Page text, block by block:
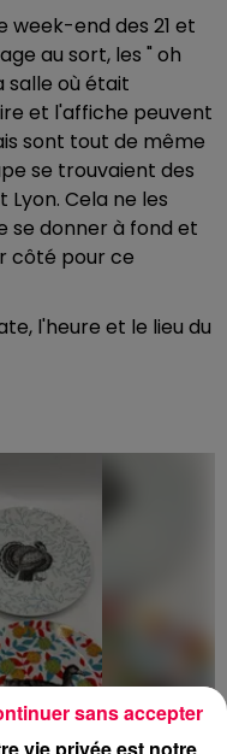
week-end des 21 et
au sort, les " oh
salle où était
et l'affiche peuvent
sont tout de même
se trouvaient des
Lyon. Cela ne les
se donner à fond et
côté pour ce
l'heure et le lieu du
vie privée est notre
sans accepter